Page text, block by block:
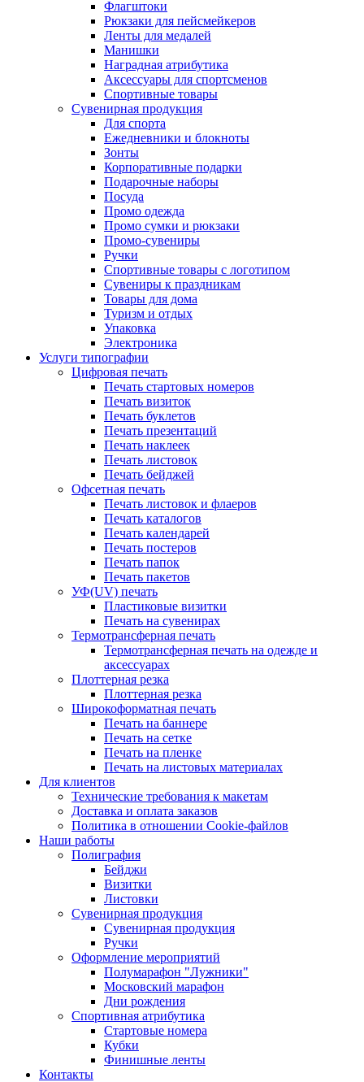
Флагштоки
Рюкзаки для пейсмейкеров
Ленты для медалей
Манишки
Наградная атрибутика
Аксессуары для спортсменов
Спортивные товары
Сувенирная продукция
Для спорта
Ежедневники и блокноты
Зонты
Корпоративные подарки
Подарочные наборы
Посуда
Промо одежда
Промо сумки и рюкзаки
Промо-сувениры
Ручки
Спортивные товары с логотипом
Сувениры к праздникам
Товары для дома
Туризм и отдых
Упаковка
Электроника
Услуги типографии
Цифровая печать
Печать стартовых номеров
Печать визиток
Печать буклетов
Печать презентаций
Печать наклеек
Печать листовок
Печать бейджей
Офсетная печать
Печать листовок и флаеров
Печать каталогов
Печать календарей
Печать постеров
Печать папок
Печать пакетов
УФ(UV) печать
Пластиковые визитки
Печать на сувенирах
Термотрансферная печать
Термотрансферная печать на одежде и
аксессуарах
Плоттерная резка
Плоттерная резка
Широкоформатная печать
Печать на баннере
Печать на сетке
Печать на пленке
Печать на листовых материалах
Для клиентов
Технические требования к макетам
Доставка и оплата заказов
Политика в отношении Cookie-файлов
Наши работы
Полиграфия
Бейджи
Визитки
Листовки
Сувенирная продукция
Сувенирная продукция
Ручки
Оформление мероприятий
Полумарафон "Лужники"
Московский марафон
Дни рождения
Спортивная атрибутика
Стартовые номера
Кубки
Финишные ленты
Контакты